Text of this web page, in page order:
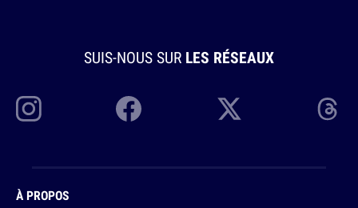
SUIS-NOUS SUR LES RÉSEAUX
À PROPOS